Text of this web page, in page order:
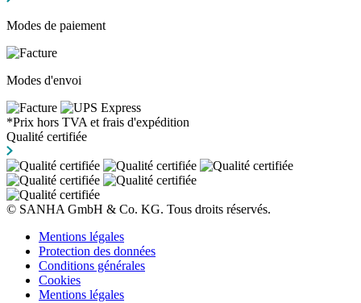
Modes de paiement
Modes d'envoi
*Prix hors TVA et frais d'expédition
Qualité certifiée
© SANHA GmbH & Co. KG. Tous droits réservés.
Mentions légales
Protection des données
Conditions générales
Cookies
Mentions légales